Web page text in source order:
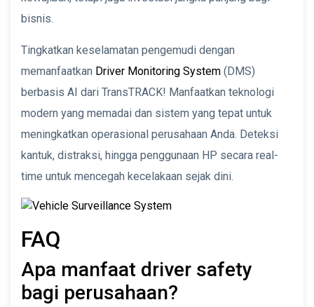
bisnis.
Tingkatkan keselamatan pengemudi dengan
memanfaatkan Driver Monitoring System (DMS)
berbasis AI dari TransTRACK! Manfaatkan teknologi
modern yang memadai dan sistem yang tepat untuk
meningkatkan operasional perusahaan Anda. Deteksi
kantuk, distraksi, hingga penggunaan HP secara real-
time untuk mencegah kecelakaan sejak dini.
FAQ
Apa manfaat driver safety
bagi perusahaan?